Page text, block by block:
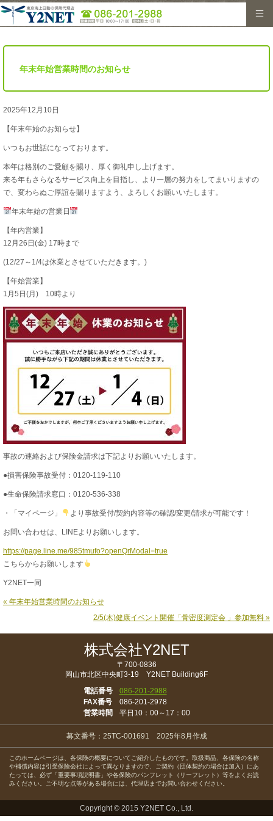
HOME＞ 新着情報＞ 年末年始営業時間のお知らせ
年末年始営業時間のお知らせ
2025年12月10日
【年末年始のお知らせ】
いつもお世話になっております。
本年は格別のご愛顧を賜り、厚く御礼申し上げます。
来る年もさらなるサービス向上を目指し、より一層の努力をしてまいりますの
で、変わらぬご厚誼を賜りますよう、よろしくお願いいたします。
年末年始の営業日
【年内営業】
12月26日(金) 17時まで
(12/27～1/4は休業とさせていただきます。)
【年始営業】
1月5日(月) 10時より
事故の連絡および保険金請求は下記よりお願いいたします。
●損害保険事故受付：0120-119-110
●生命保険請求窓口：0120-536-338
・「マイページ」 より事故受付/契約内容等の確認/変更/請求が可能です！
お問い合わせは、LINEよりお願いします。
https://page.line.me/985tmufo?openQrModal=true
こちらからお願いします
Y2NET一同
« 年末年始営業時間のお知らせ
2/5(木)健康イベント開催「骨密度測定会 」参加無料 »
株式会社Y2NET
〒700-0836
岡山市北区中央町3-19 Y2NET Building6F
電話番号
086-201-2988
FAX番号
086-201-2978
営業時間
平日10：00～17：00
募文番号：25TC-001691 2025年8月作成
このホームページは、各保険の概要についてご紹介したものです。取扱商品、各保険の名称
や補償内容は引受保険会社によって異なりますので、ご契約（団体契約の場合は加入）にあ
たっては、必ず「重要事項説明書」や各保険のパンフレット（リーフレット）等をよくお読
みください。ご不明な点等がある場合には、代理店までお問い合わせください。
Copyright © 2015 Y2NET Co., Ltd.